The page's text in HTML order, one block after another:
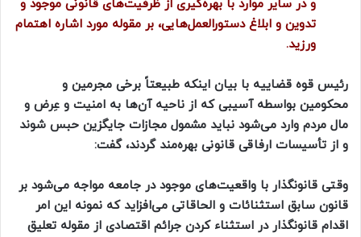
و در سایر موارد با بهره‌گیری از ظرفیت‌های قانونی موجود و
تدوین و ابلاغ دستورالعمل‌هایی، بر مقوله مورد اشاره اهتمام
ورزید.
رئیس قوه قضاییه با بیان اینکه طبیعتاً برخی مجرمین و
محکومین بواسطه آسیبی که از ناحیه آن‌ها به امنیت و عِرض و
مال مردم وارد می‌شود نباید مشمول مجازات جایگزین حبس شوند
و از تأسیسات ارفاقی قانونی بهره‌مند گردند، گفت:
وقتی قانونگذار با واقعیت‌های موجود در جامعه مواجه می‌شود بر
قانون سابق استثنائات و الحاقاتی می‌افزاید که نمونه این امر
اقدام قانونگذار در استثناء کردن جرائم اقتصادی از مقوله تعلیق